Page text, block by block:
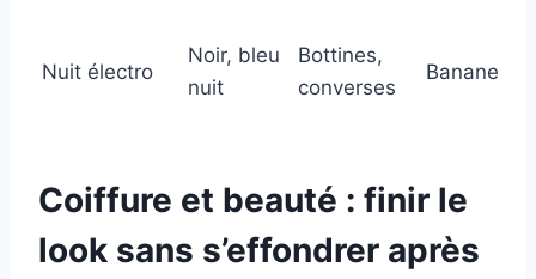
Nuit électro
Noir, bleu
nuit
Bottines,
converses
Banane
Coiffure et beauté : finir le
look sans s’effondrer après